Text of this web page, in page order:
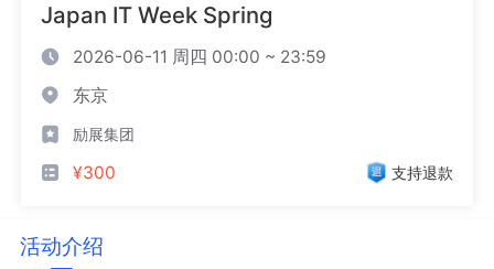
Japan IT Week Spring
2026-06-11 周四 00:00 ~ 23:59
东京
励展集团
¥300 支持退款
活动介绍